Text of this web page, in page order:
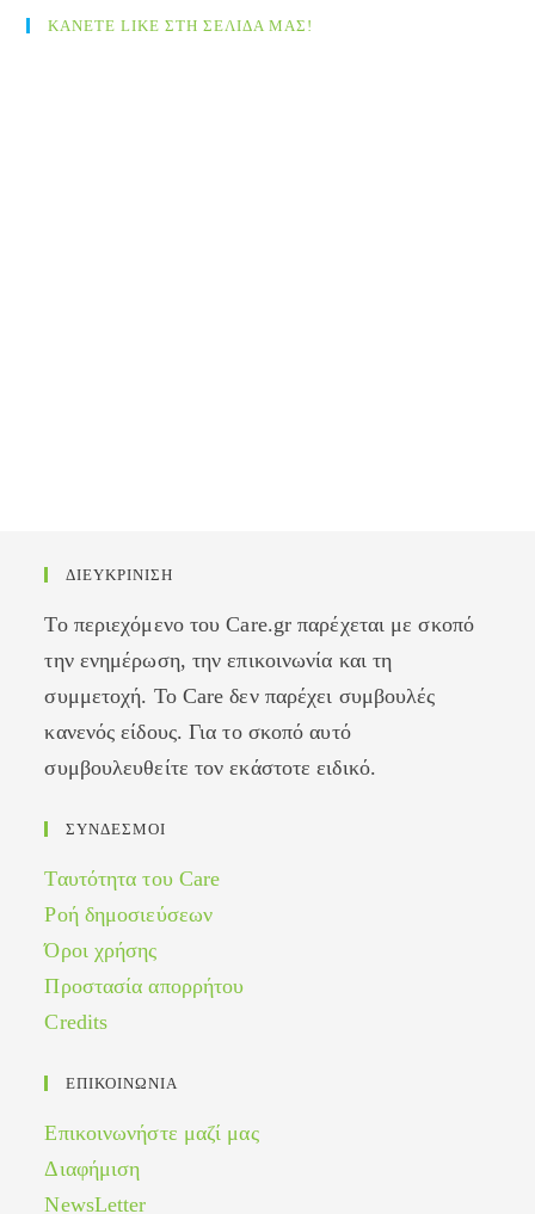
ΚΑΝΕΤΕ LIKE ΣΤΗ ΣΕΛΙΔΑ ΜΑΣ!
ΔΙΕΥΚΡΙΝΙΣΗ
Το περιεχόμενο του Care.gr παρέχεται με σκοπό
την ενημέρωση, την επικοινωνία και τη
συμμετοχή. Το Care δεν παρέχει συμβουλές
κανενός είδους. Για το σκοπό αυτό
συμβουλευθείτε τον εκάστοτε ειδικό.
ΣΥΝΔΕΣΜΟΙ
Ταυτότητα του Care
Ροή δημοσιεύσεων
Όροι χρήσης
Προστασία απορρήτου
Credits
ΕΠΙΚΟΙΝΩΝΙΑ
Επικοινωνήστε μαζί μας
Διαφήμιση
NewsLetter